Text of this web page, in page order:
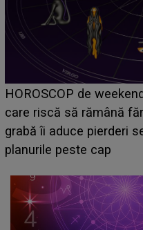
Emanuel a ținut ACEST
acum! În fața
face o MĂRTURISIRE
sa: "I-am spus și ei în